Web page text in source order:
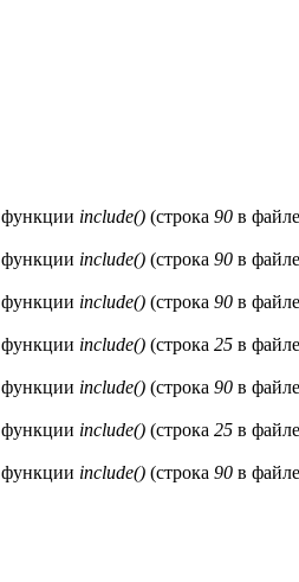
функции include() (строка 90 в файле
функции include() (строка 90 в файле
функции include() (строка 90 в файле
функции include() (строка 25 в файле
функции include() (строка 90 в файле
функции include() (строка 25 в файле
функции include() (строка 90 в файле